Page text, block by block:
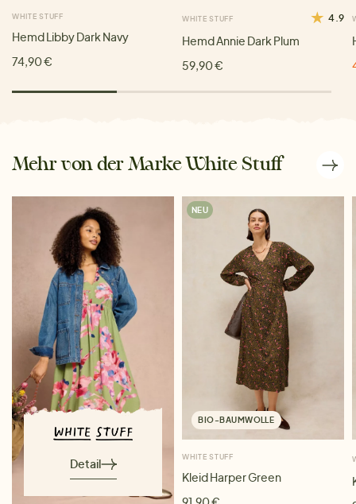
WHITE STUFF
Hemd Libby Dark Navy
74,90 €
WHITE STUFF 4.9
Hemd Annie Dark Plum
59,90 €
Mehr von der Marke White Stuff
Detail
NEU
BIO-BAUMWOLLE
WHITE STUFF
Kleid Harper Green